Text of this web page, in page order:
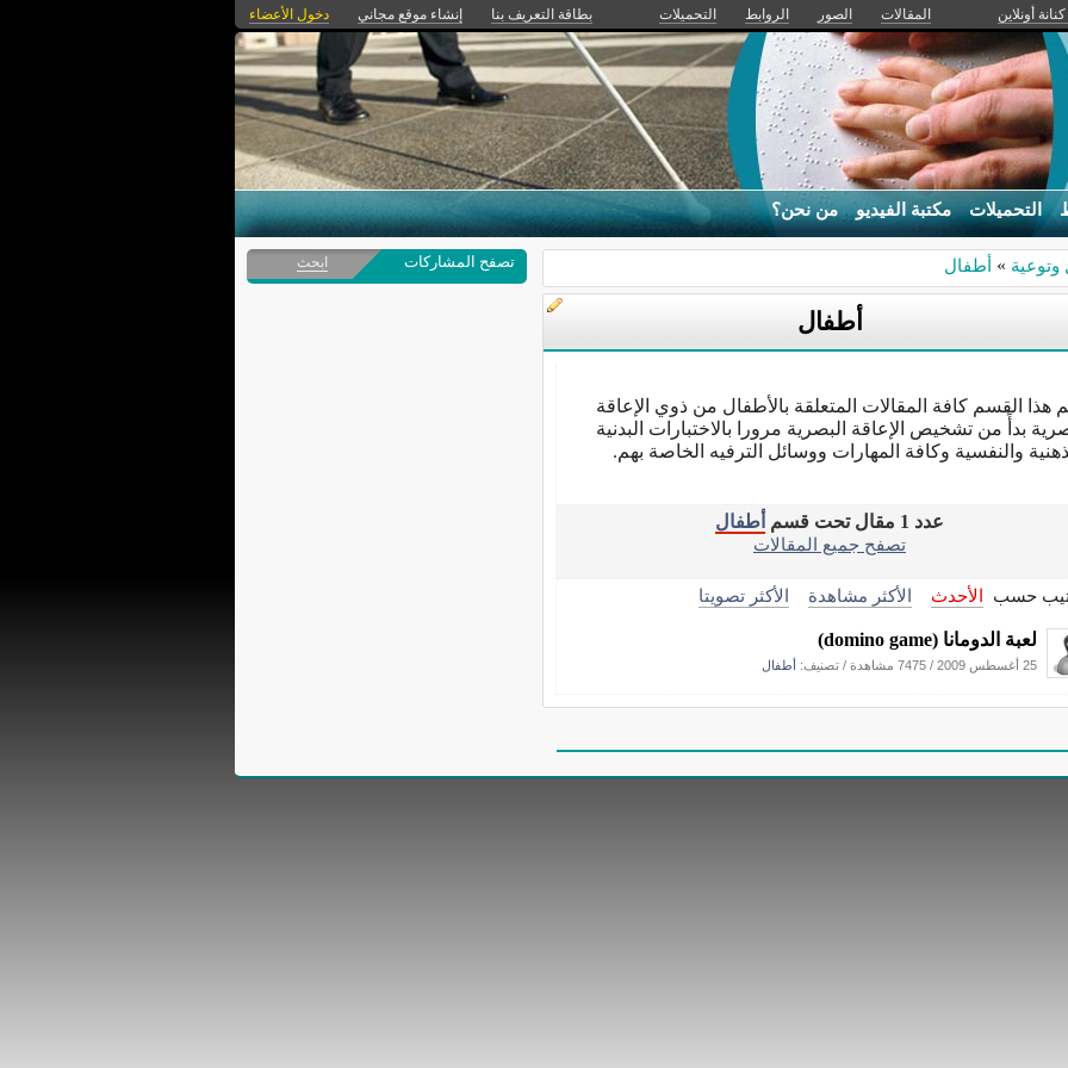
أونلاين المقالات الصور الروابط التحميلات بطاقة التعريف بنا إنشاء موقع مجاني دخول الأعضاء
التحميلات مكتبة الفيديو من نحن؟
وتوعية » أطفال
أطفال
هذا القسم كافة المقالات المتعلقة بالأطفال من ذوي الإعاقة
بدأً من تشخيص الإعاقة البصرية مرورا بالاختبارات البدنية
والنفسية وكافة المهارات ووسائل الترفيه الخاصة بهم.
عدد 1 مقال تحت قسم
أطفال
تصفح جميع المقالات
حسب الأحدث الأكثر مشاهدة الأكثر تصويتا
لعبة الدومانا (domino game)
25 أغسطس 2009 / 7475 مشاهدة / تصنيف: أطفال
تصفح المشاركات ابحث